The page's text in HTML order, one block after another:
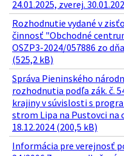
24.01.2025, zverej.
Rozhodnutie vydané v
činnosť "Obchodné
OSZP3-2024/057886 zo
(525,2 kB)
Správa Pieninského
rozhodnutia podľa zák. č.
krajiny v súvislosti s
strom Lipa na Pustovci na
18.12.2024 (200,5 kB)
Informácia pre verejnosť